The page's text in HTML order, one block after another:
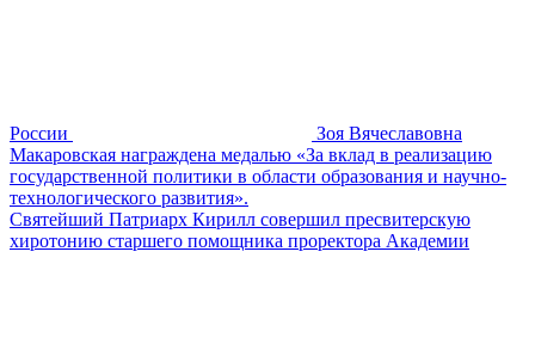
России
Зоя Вячеславовна
Макаровская награждена медалью «За вклад в реализацию
государственной политики в области образования и научно-
технологического развития».
Святейший Патриарх Кирилл совершил пресвитерскую
хиротонию старшего помощника проректора Академии